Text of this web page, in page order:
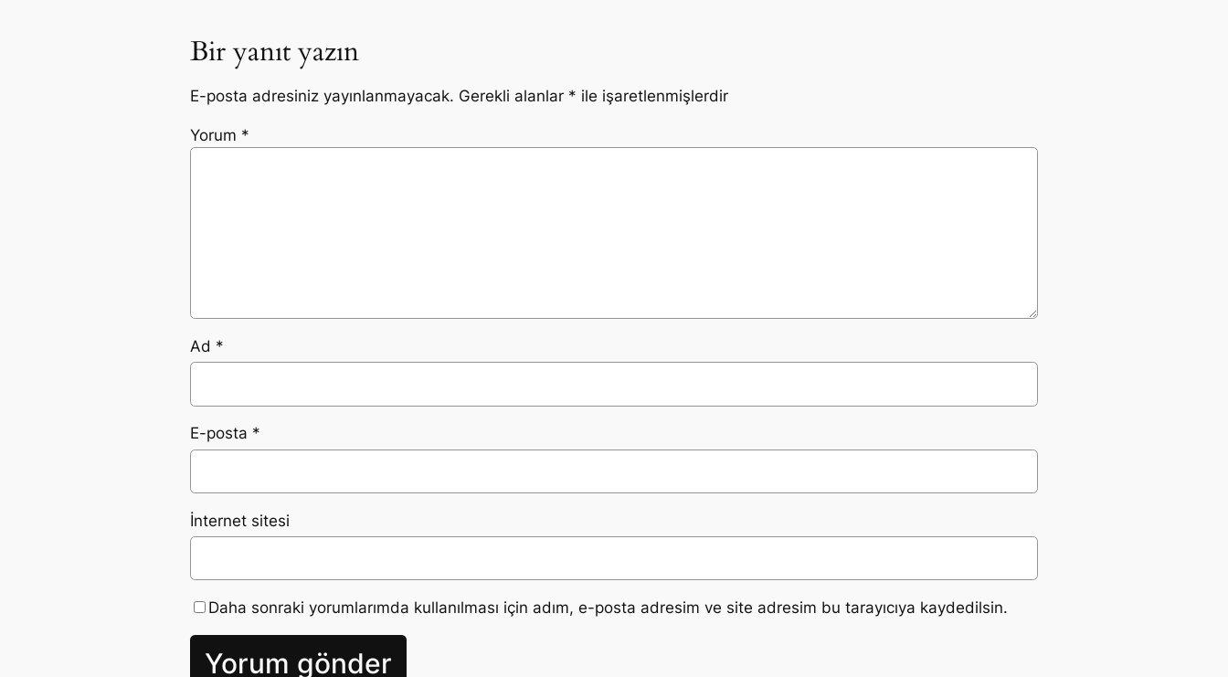
Bir yanıt yazın
E-posta adresiniz yayınlanmayacak. Gerekli alanlar * ile işaretlenmişlerdir
Yorum *
Ad *
E-posta *
İnternet sitesi
Daha sonraki yorumlarımda kullanılması için adım, e-posta adresim ve site adresim bu tarayıcıya kaydedilsin.